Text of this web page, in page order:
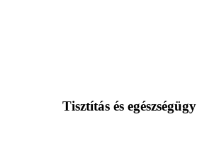
Tisztítás és egészségügy